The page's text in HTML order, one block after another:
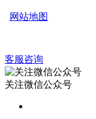
网站地图
客服咨询
关注微信公众号